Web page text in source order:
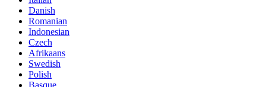
Danish
Romanian
Indonesian
Czech
Afrikaans
Swedish
Polish
Basque